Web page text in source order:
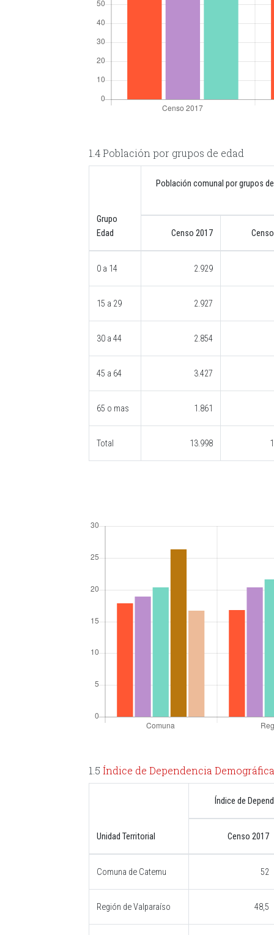
1.4 Población por grupos de edad
Grupo
Edad
Población comunal por grupos
Censo 2017
0 a 14 2.929
15 a 29 2.927
30 a 44 2.854
45 a 64 3.427
65 o mas 1.861
Total 13.998
1.5 Índice de Dependencia
Unidad Territorial
Índice de
Censo 2017
Comuna de Catemu 52
Región de Valparaíso 48,5